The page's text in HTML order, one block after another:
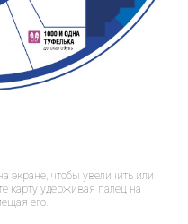
экране, чтобы увеличить или
карту удерживая палец на
его.